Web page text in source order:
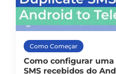
Como Começar
Como configurar
SMS recebidos do